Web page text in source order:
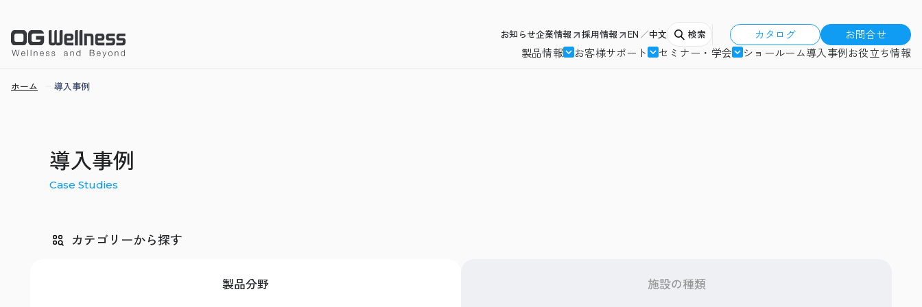
お知らせ企業情報 採用情報 EN 中文 検索 カタログ
お問合せ
製品情報
お客様サポート セミナー・学会 ショールーム導入事例お役立ち情報
ホーム 導入事例
導入事例
Case Studies
カテゴリーから探す
製品分野 施設の種類